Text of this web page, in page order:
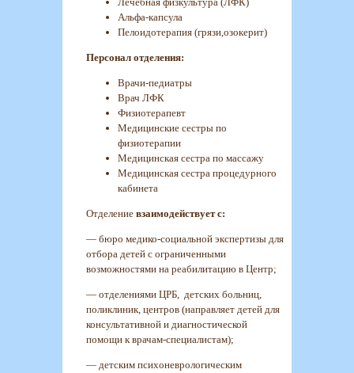
Альфа-капсула
Пелоидотерапия (грязи,озокерит)
Персонал отделения:
Врачи-педиатры
Врач ЛФК
Физиотерапевт
Медицинские сестры по
физиотерапии
Медицинская сестра по массажу
Медицинская сестра процедурного
кабинета
Отделение взаимодействует с:
— бюро медико-социальной экспертизы для
отбора детей с ограниченными
возможностями на реабилитацию в Центр;
— отделениями ЦРБ, детских больниц,
поликлиник, центров (направляет детей для
консультативной и диагностической
помощи к врачам-специалистам);
— детским психоневрологическим